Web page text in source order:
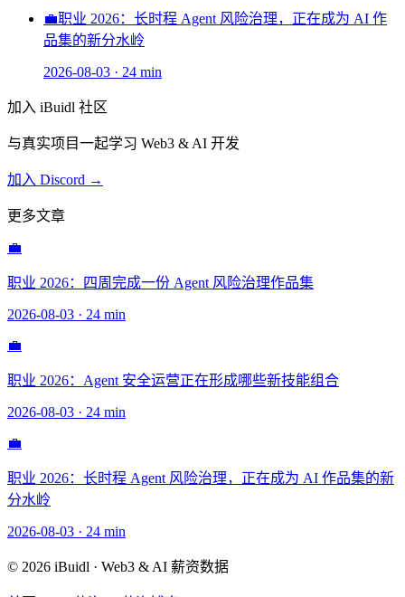
💼职业 2026：长时程 Agent 风险治理，正在成为 AI 作
品集的新分水岭
2026-08-03 · 24 min
加入 iBuidl 社区
与真实项目一起学习 Web3 & AI 开发
加入 Discord →
更多文章
💼
职业 2026：四周完成一份 Agent 风险治理作品集
2026-08-03 · 24 min
💼
职业 2026：Agent 安全运营正在形成哪些新技能组合
2026-08-03 · 24 min
💼
职业 2026：长时程 Agent 风险治理，正在成为 AI 作品集的新
分水岭
2026-08-03 · 24 min
© 2026 iBuidl · Web3 & AI 薪资数据